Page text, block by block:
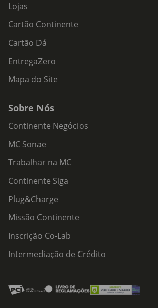
Lojas
Cartão Continente
Cartão Dá
EntregaZero
Mapa do Site
Sobre Nós
Continente Negócios
MC Sonae
Trabalhar na MC
Continente Siga
Plug&Charge
Missão Continente
Inscrição Co-Lab
Intermediação de Crédito